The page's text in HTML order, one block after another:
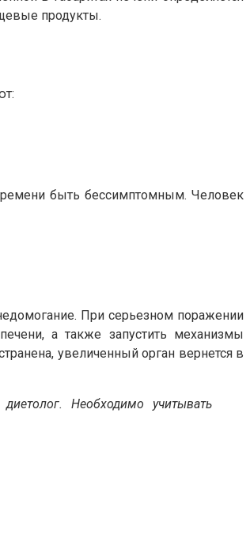
продукты.
быть бессимптомным. Человек
При серьезном поражении
а также запустить механизмы
увеличенный орган вернется в
Необходимо учитывать